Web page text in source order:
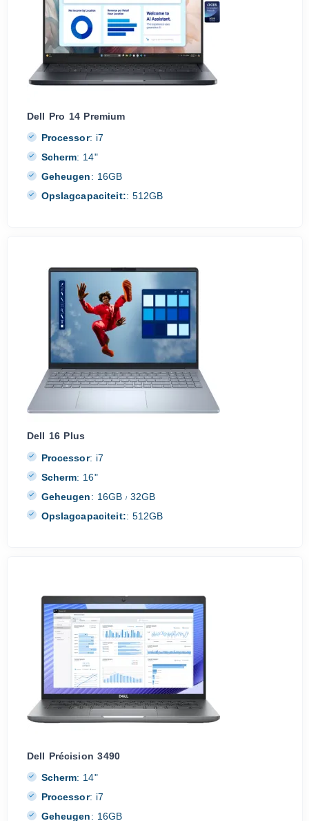
Dell Pro 14 Premium
Processor: i7
Scherm: 14"
Geheugen: 16GB
Opslagcapaciteit:: 512GB
Dell 16 Plus
Processor: i7
Scherm: 16"
Geheugen: 16GB/ 32GB
Opslagcapaciteit:: 512GB
Dell Précision 3490
Scherm: 14"
Processor: i7
Geheugen: 16GB